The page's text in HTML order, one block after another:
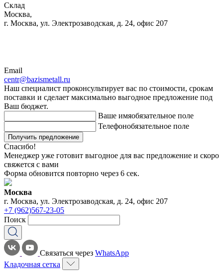
Склад
Москва,
г. Москва, ул. Электрозаводская, д. 24, офис 207
Email
centr@bazismetall.ru
Наш специалист проконсультирует вас по стоимости, срокам
поставки и сделает максимально выгодное предложение под
Ваш бюджет.
Ваше имяобязательное поле
Телефонобязательное поле
Получить предложение
Спасибо!
Менеджер уже готовит выгодное для вас предложение и скоро
свяжется с вами
Форма обновится повторно через 6 сек.
Москва
г. Москва, ул. Электрозаводская, д. 24, офис 207
+7 (962)567-23-05
Поиск
Связаться через WhatsApp
Кладочная сетка